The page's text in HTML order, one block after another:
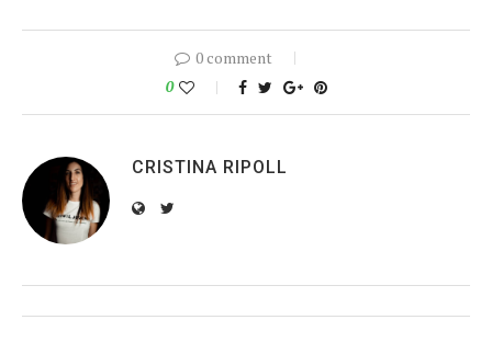
0 comment
0
CRISTINA RIPOLL